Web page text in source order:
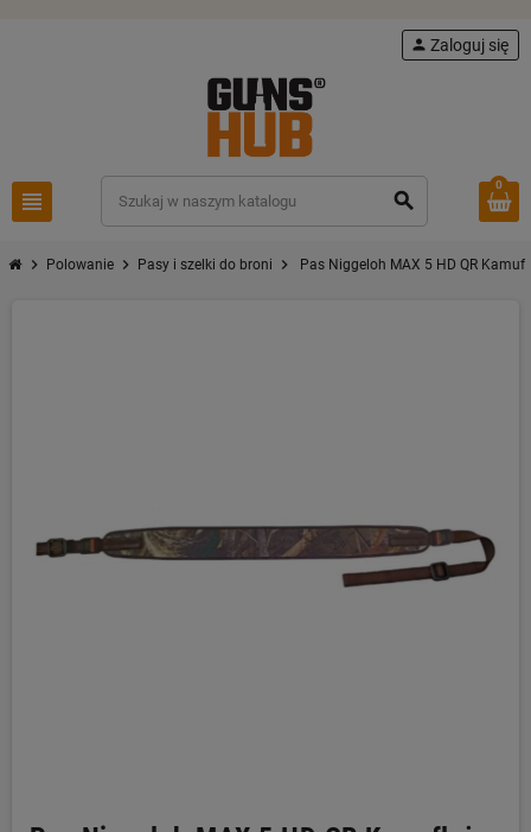
view_headline search
person Zaloguj się
0
chevron_right Polowanie chevron_right Pasy i szelki do broni chevron_right Pas Niggeloh MAX 5 HD QR